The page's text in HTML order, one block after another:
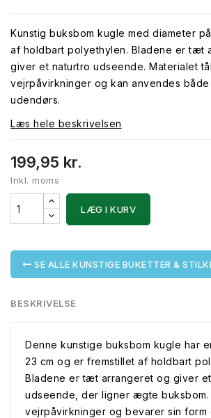
Kunstig buksbom kugle med diameter
af holdbart polyethylen. Bladene er tæt
giver et naturtro udseende. Materialet
vejrpåvirkninger og kan anvendes
udendørs.
Læs hele beskrivelsen
199,95 kr.
Inkl. moms
LÆG I KURV
SE ALLE KUNSTIGE BUKETTER &
BESKRIVELSE
Denne kunstige buksbom kugle har
23 cm og er fremstillet af holdbart
Bladene er tæt arrangeret og giver
udseende, der ligner ægte buksbom.
vejrpåvirkninger og bevarer sin